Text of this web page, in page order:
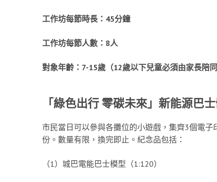
工作坊每節時長： 45分鐘
工作坊每節人數： 8人
對象年齡： 7-15歲（12歲以下兒童必須由家長陪同
「綠色出行零碳未來」新能源巴
市民當日可以參與各攤位的小遊戲，集齊3個電
份。數量有限，換完即止。紀念品包括：
（1）城巴電能巴士模型（1:120）